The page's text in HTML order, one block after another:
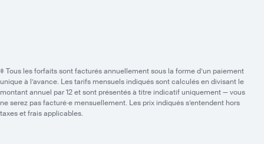
‡ Tous les forfaits sont facturés annuellement sous la forme d’un paiement
unique à l’avance. Les tarifs mensuels indiqués sont calculés en divisant le
montant annuel par 12 et sont présentés à titre indicatif uniquement — vous
ne serez pas facturé·e mensuellement. Les prix indiqués s’entendent hors
taxes et frais applicables.